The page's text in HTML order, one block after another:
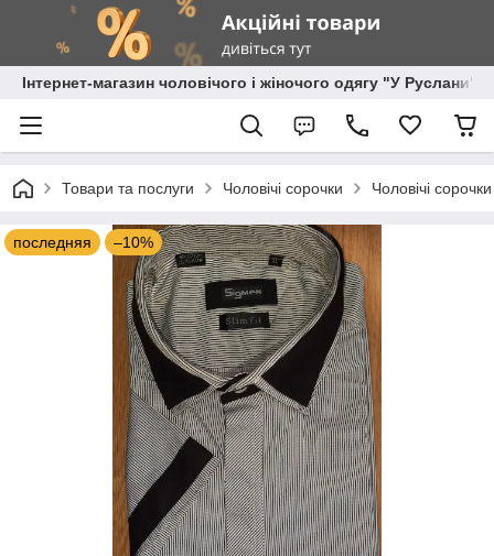
Інтернет-магазин чоловічого і жіночого одягу "У Руслани"
Товари та послуги Чоловічі сорочки Чоловічі
последняя –10%